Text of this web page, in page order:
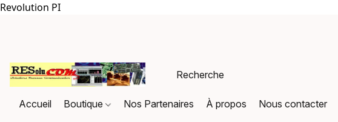
Revolution PI
Accueil Boutique Nos Partenaires À propos Nous contacter